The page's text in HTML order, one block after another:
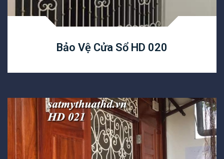
Bảo Vệ Cửa Sổ HD 020